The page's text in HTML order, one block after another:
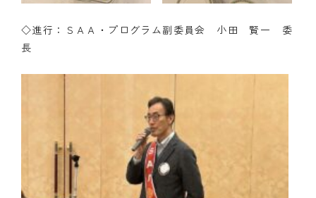
◇進行：ＳＡＡ・プログラム副委員会 小田 賢一 委
長